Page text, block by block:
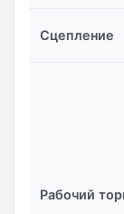
Сцепление
Рабочий